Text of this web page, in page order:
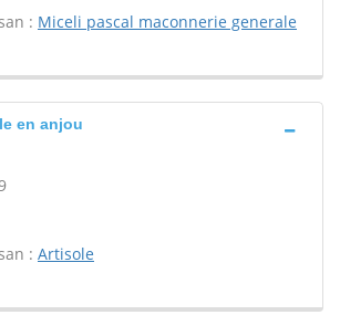
: Miceli pascal maconnerie generale
en anjou
: Artisole